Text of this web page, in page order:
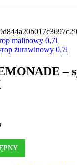
malinowy 0,7l
żurawinowy 0,7l
–